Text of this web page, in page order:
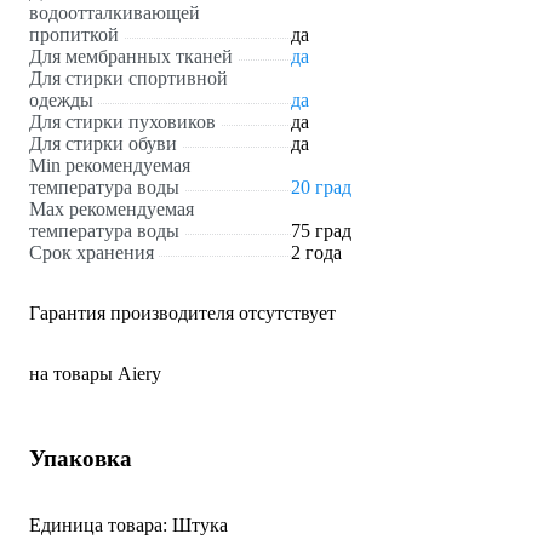
водоотталкивающей
пропиткой
да
Для мембранных тканей
да
Для стирки спортивной
одежды
да
Для стирки пуховиков
да
Для стирки обуви
да
Min рекомендуемая
температура воды
20 град
Мах рекомендуемая
температура воды
75 град
Срок хранения
2 года
Гарантия производителя отсутствует
на товары Aiery
Упаковка
Единица товара: Штука